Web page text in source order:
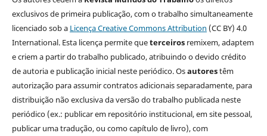
exclusivos de primeira publicação, com o trabalho simultaneamente
licenciado sob a Licença Creative Commons Attribution (CC BY) 4.0
International. Esta licença permite queterceirosremixem, adaptem
e criem a partir do trabalho publicado, atribuindo o devido crédito
de autoria e publicação inicial neste periódico. Osautorestêm
autorização para assumir contratos adicionais separadamente, para
distribuição não exclusiva da versão do trabalho publicada neste
periódico (ex.: publicar em repositório institucional, em site pessoal,
publicar uma tradução, ou como capítulo de livro), com